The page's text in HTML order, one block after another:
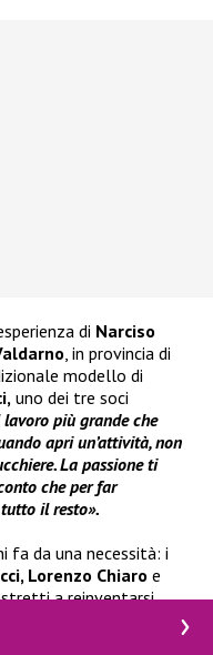
di Narciso
, in provincia di
modello di
uno dei tre soci
più grande che
apri un’attività, non
La passione ti
che per far
il resto».
fa da una necessità: i
Lorenzo Chiaro e
a reinventarsi
aveva incontrato
senti, forse è l’ora di